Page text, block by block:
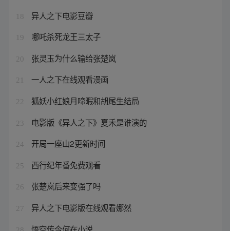
18 异人之下电影豆瓣
19 哪吒杀死龙王三太子
20 张灵玉为什么输给张楚岚
21 一人之下在线观看漫画
22 狐妖小红娘月啼暇和胡尾生结局
23 电影版《异人之下》夏禾是谁演的
24 开局一座山2更新时间
25 西行纪年番免费观看
26 张楚岚后来变强了吗
27 异人之下电影版在线观看娜然
悟空传今何在小说